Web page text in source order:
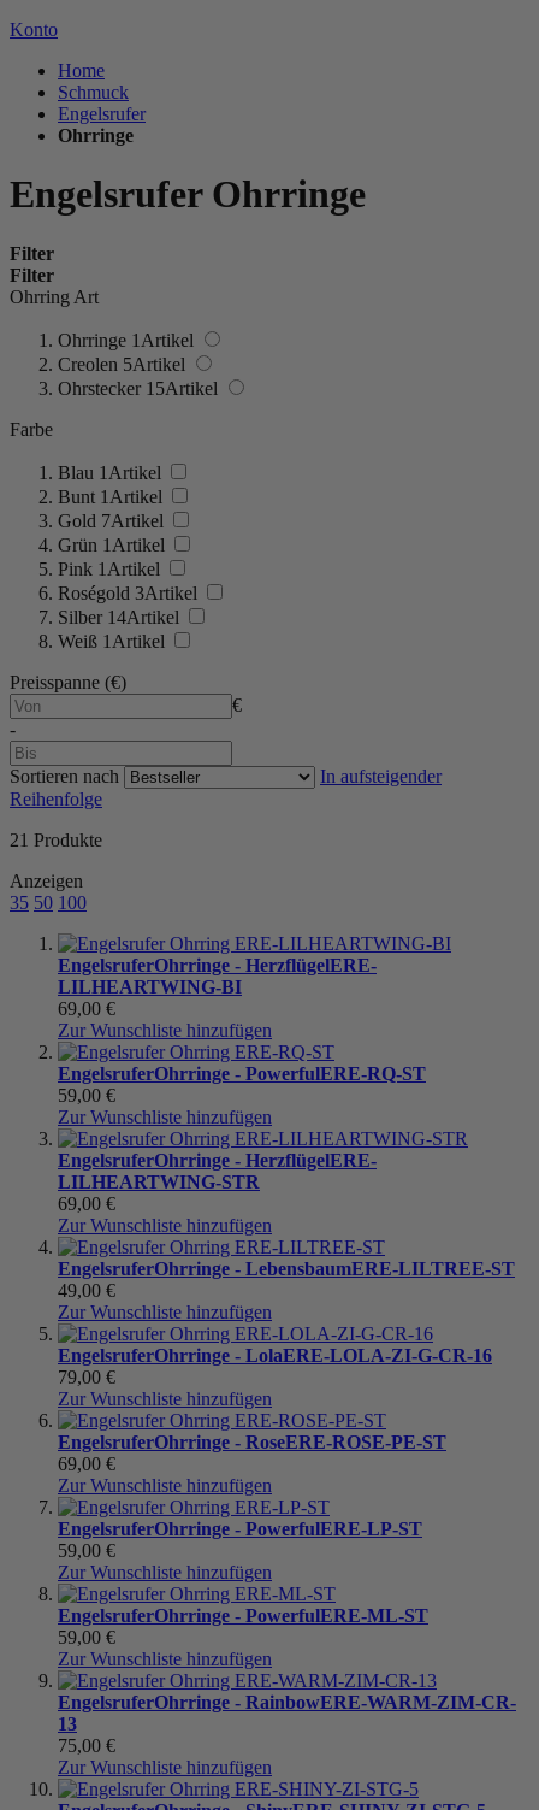
Konto
Home
Schmuck
Engelsrufer
Ohrringe
Engelsrufer Ohrringe
Filter
Filter
Ohrring Art
Ohrringe 1 Artikel
Creolen 5Artikel
Ohrstecker 15Artikel
Farbe
Blau 1 Artikel
Bunt 1 Artikel
Gold 7Artikel
Grün 1 Artikel
Pink 1 Artikel
Roségold 3Artikel
Silber 14Artikel
Weiß 1 Artikel
Preisspanne (€)
€
-
Sortieren nach
In aufsteigender
Reihenfolge
21 Produkte
Anzeigen
35 50 100
EngelsruferOhrringe - HerzflügelERE-
LILHEARTWING-BI
69,00 €
Zur Wunschliste hinzufügen
EngelsruferOhrringe - PowerfulERE-RQ-ST
59,00 €
Zur Wunschliste hinzufügen
EngelsruferOhrringe - HerzflügelERE-
LILHEARTWING-STR
69,00 €
Zur Wunschliste hinzufügen
EngelsruferOhrringe - LebensbaumERE-LILTREE-ST
49,00 €
Zur Wunschliste hinzufügen
EngelsruferOhrringe - LolaERE-LOLA-ZI-G-CR-16
79,00 €
Zur Wunschliste hinzufügen
EngelsruferOhrringe - RoseERE-ROSE-PE-ST
69,00 €
Zur Wunschliste hinzufügen
EngelsruferOhrringe - PowerfulERE-LP-ST
59,00 €
Zur Wunschliste hinzufügen
EngelsruferOhrringe - PowerfulERE-ML-ST
59,00 €
Zur Wunschliste hinzufügen
EngelsruferOhrringe - RainbowERE-WARM-ZIM-CR-
13
75,00 €
Zur Wunschliste hinzufügen